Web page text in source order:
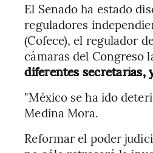
El Senado ha estado
reguladores
(Cofece), el regulador
cámaras del Congreso
diferentes secretarías,
"México se ha ido
Medina Mora.
Reformar el poder